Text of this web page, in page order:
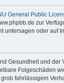
General Public
zur
untersagen oder auf
Gesundheit und
Folgeschäden
fahrlässigem